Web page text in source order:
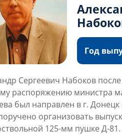
Год
Сергеевич Набоков
распоряжению министра
был направлен в г.
организовать
125-мм пушке Д-